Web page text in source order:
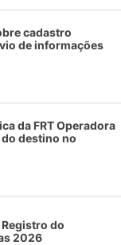
cadastro
de informações
da FRT Operadora
destino no
do
2026